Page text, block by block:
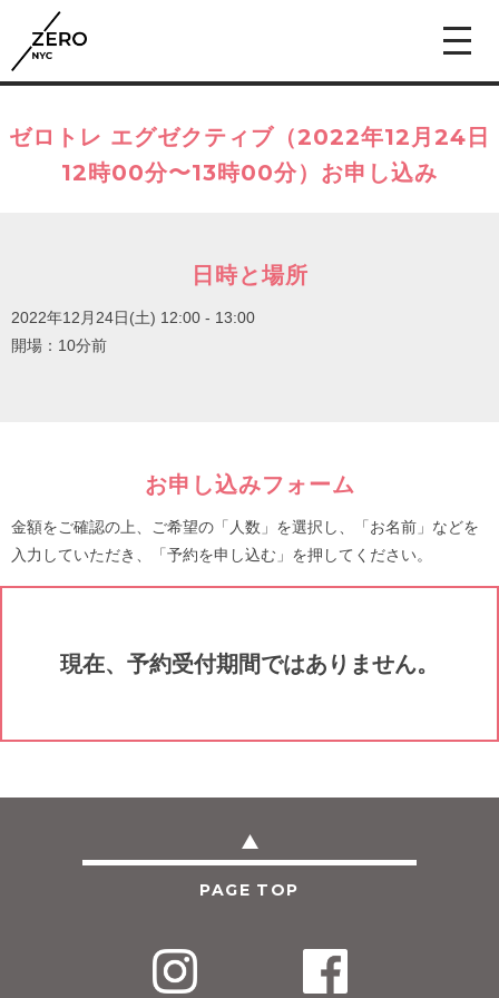
ゼロトレ エグゼクティブ（2022年12月24日
12時00分〜13時00分）お申し込み
日時と場所
2022年12月24日(土) 12:00 - 13:00
開場：10分前
お申し込みフォーム
金額をご確認の上、ご希望の「人数」を選択し、「お名前」などを
入力していただき、「予約を申し込む」を押してください。
現在、予約受付期間ではありません。
PAGE TOP